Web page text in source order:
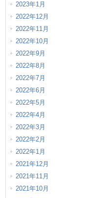
2023年1月
2022年12月
2022年11月
2022年10月
2022年9月
2022年8月
2022年7月
2022年6月
2022年5月
2022年4月
2022年3月
2022年2月
2022年1月
2021年12月
2021年11月
2021年10月